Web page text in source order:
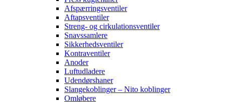
Afspærringsventiler
Aftapsventiler
Streng- og cirkulationsventiler
Snavssamlere
Sikkerhedsventiler
Kontraventiler
Anoder
Luftudladere
Udendørshaner
Slangekoblinger – Nito koblinger
Omløbere